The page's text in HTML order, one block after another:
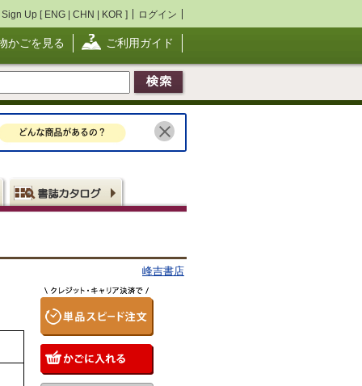
Sign Up [ ENG | CHN | KOR ] ログイン
かごを見る ご利用ガイド
峰吉書店